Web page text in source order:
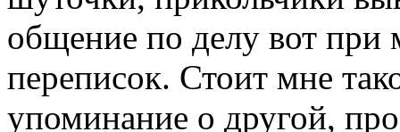
общение по делу вот при
переписок. Стоит мне
упоминание о другой,